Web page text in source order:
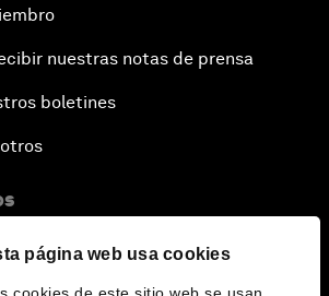
página web usa cookies
nuestras notas de prensa
boletines
el Foro